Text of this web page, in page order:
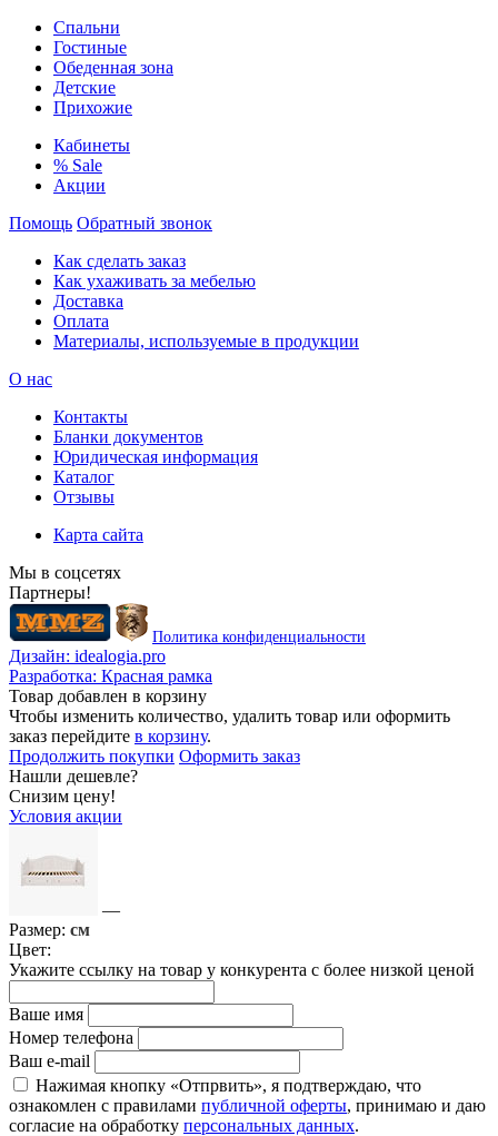
Спальни
Гостиные
Обеденная зона
Детские
Прихожие
Кабинеты
% Sale
Акции
Помощь Обратный звонок
Как сделать заказ
Как ухаживать за мебелью
Доставка
Оплата
Материалы, используемые в продукции
О нас
Контакты
Бланки документов
Юридическая информация
Каталог
Отзывы
Карта сайта
Мы в соцсетях
Партнеры!
Политика конфиденциальности
Дизайн: idealogia.pro
Разработка: Красная рамка
Товар добавлен в корзину
Чтобы изменить количество, удалить товар или оформить
заказ перейдите в корзину.
Продолжить покупки Оформить заказ
Нашли дешевле?
Снизим цену!
Условия акции
—
Размер: см
Цвет:
Укажите ссылку на товар у конкурента с более низкой ценой
Ваше имя
Номер телефона
Ваш e-mail
Нажимая кнопку «Отпрвить», я подтверждаю, что
ознакомлен с правилами публичной оферты, принимаю и даю
согласие на обработку персональных данных.